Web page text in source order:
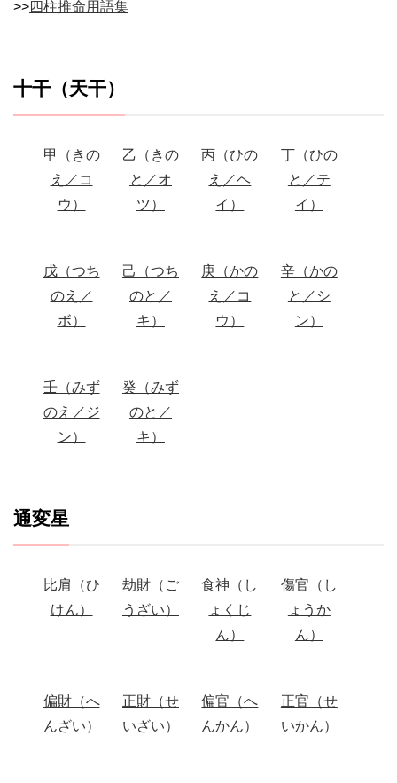
>>四柱推命用語集
十干（天干）
甲（きの
え／コ
ウ）
乙（きの
と／オ
ツ）
丙（ひの
え／ヘ
イ）
丁（ひの
と／テ
イ）
戊（つち
のえ／
ボ）
己（つち
のと／
キ）
庚（かの
え／コ
ウ）
辛（かの
と／シ
ン）
壬（みず
のえ／ジ
ン）
癸（みず
のと／
キ）
通変星
比肩（ひ
けん）
劫財（ご
うざい）
食神（し
ょくじ
ん）
傷官（し
ょうか
ん）
偏財（へ
んざい）
正財（せ
いざい）
偏官（へ
んかん）
正官（せ
いかん）